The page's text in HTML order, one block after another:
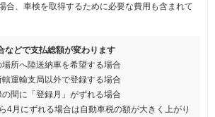
合、車検を取得するために必要な費用も含まれて
などで支払総額が変わります
所へ陸送納車を希望する場合
運輸支局以外で登録する場合
間に「登録月」がずれる場合
4月にずれる場合は自動車税の額が大きく上がり